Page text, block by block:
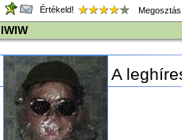
Értékeld!
IWIW
A